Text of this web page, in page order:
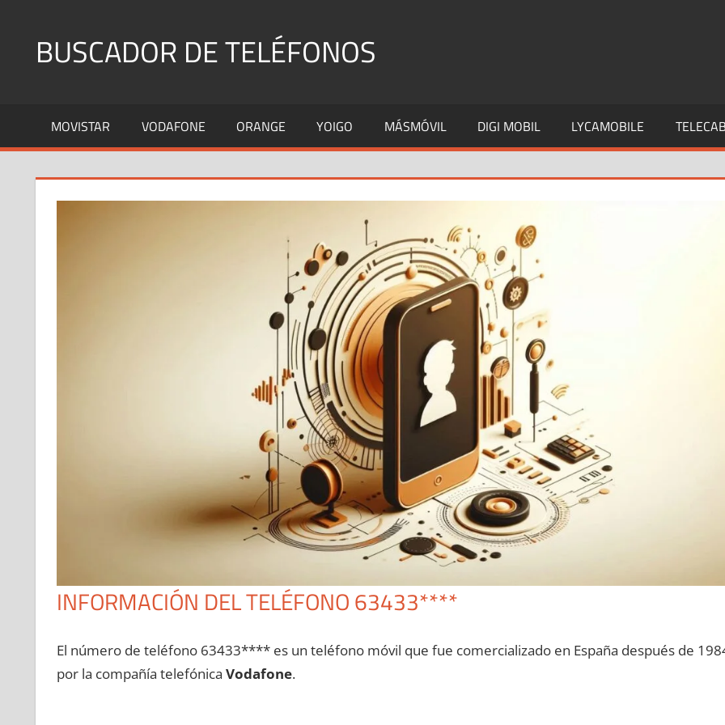
contenidoBUSCADOR DE TELÉFONOS
Fijos
y
MOVISTAR VODAFONE ORANGE YOIGO MÁSMÓVIL DIGI MOBIL LYCAMOBILE
INFORMACIÓN DEL TELÉFONO 63433****
El número dе teléfono 63433**** es un teléfono móvil quе fue comercializado en España después dе
pοr la compañía telefónica Vodafone.